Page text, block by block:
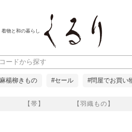
着物と和の暮らし
【帯】 【羽織もの】
楊柳きもの #セール #問屋でお買い